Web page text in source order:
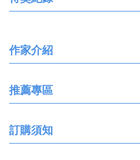
作家介紹
推薦專區
訂購須知